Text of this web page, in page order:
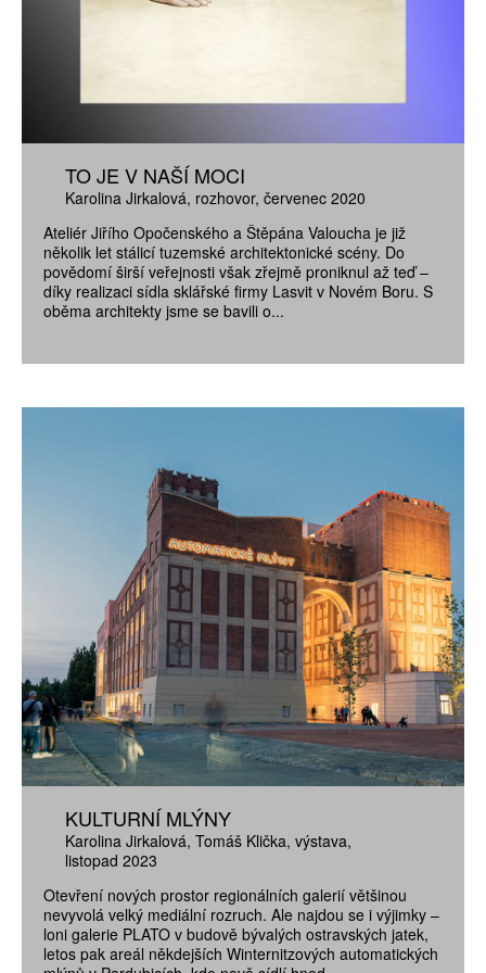
TO JE V NAŠÍ MOCI
Karolina Jirkalová rozhovor červenec 2020
Ateliér Jiřího Opočenského a Štěpána Valoucha je již
několik let stálicí tuzemské architektonické scény. Do
povědomí širší veřejnosti však zřejmě proniknul až teď –
díky realizaci sídla sklářské firmy Lasvit v Novém Boru. S
oběma architekty jsme se bavili o...
KULTURNÍ MLÝNY
Karolina Jirkalová Tomáš Klička výstava
listopad 2023
Otevření nových prostor regionálních galerií většinou
nevyvolá velký mediální rozruch. Ale najdou se i výjimky –
loni galerie PLATO v budově bývalých ostravských jatek,
letos pak areál někdejších Winternitzových automatických